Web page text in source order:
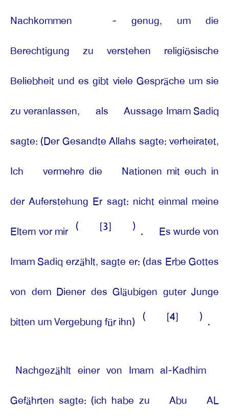
Nachkommen
- genug, um die
Berechtigung zu verstehen religiösische
Beliebheit und es gibt viele Gespräche um sie
zu veranlassen,
als
Aussage Imam Sadiq
sagte: (Der Gesandte Allahs sagte: verheiratet,
Ich
vermehre die
Nationen mit euch in
der Auferstehung Er sagt: nicht einmal meine
Eltern vor mir ( [3] ) .
Es wurde von
Imam Sadiq erzählt, sagte er: (das Erbe Gottes
von dem Diener des Gläubigen guter Junge
bitten um Vergebung für ihn) ( [4] ) .
Nachgezählt einer von Imam al-Kadhim
Gefährten sagte: (ich habe zu
Abu
AL